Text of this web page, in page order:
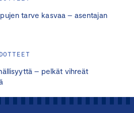
tarve kasvaa – asentajan
– pelkät vihreät